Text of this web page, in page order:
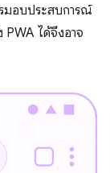
มอบประสบการณ์
ได้จึงอาจ